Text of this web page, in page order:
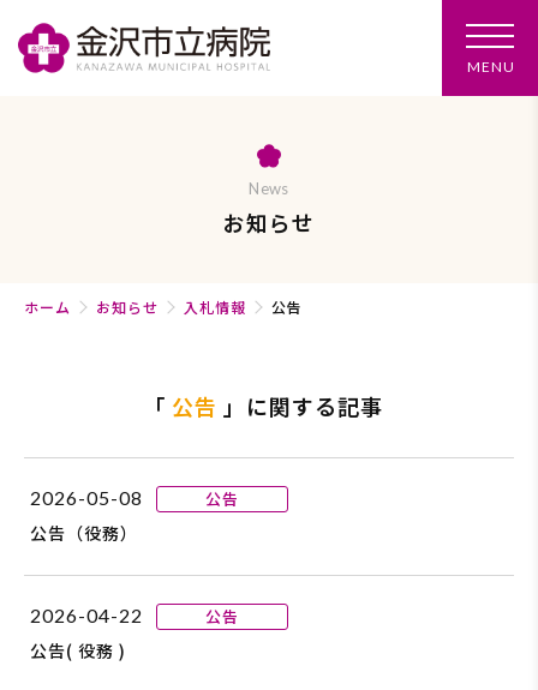
MENU
ュ
News
お知らせ
ホーム お知らせ 入札情報 公告
「 公告 」に関する記事
2026-05-08 公告
公告（役務）
2026-04-22 公告
公告( 役務 )